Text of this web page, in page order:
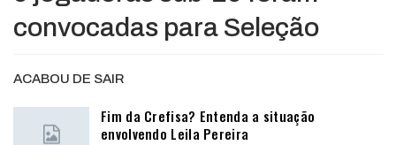
convocadas para Seleção
ACABOU DE SAIR
Fim da Crefisa? Entenda a situação
envolvendo Leila Pereira